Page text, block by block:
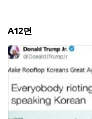
A12면